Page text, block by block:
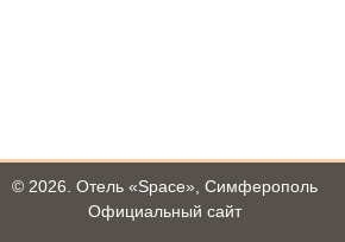
© 2026. Отель «Space», Симферополь
Официальный сайт